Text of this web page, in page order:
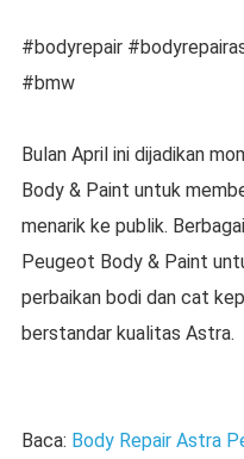
#bodyrepair
#bmw
Bulan April ini dijadikan
Body & Paint untuk
menarik ke publik.
Peugeot Body & Paint
perbaikan bodi dan cat
berstandar kualitas Astra.
Baca: Body Repair Astra